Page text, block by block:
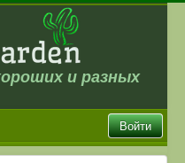
и разных
Войти